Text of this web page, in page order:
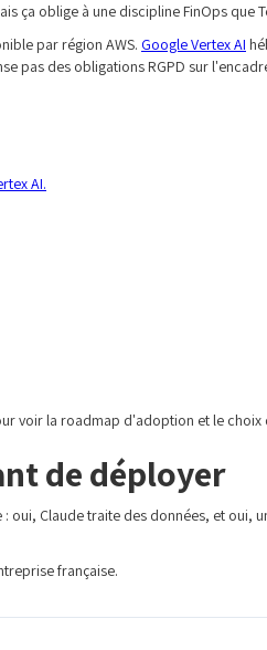
ça oblige à une discipline FinOps que
par région AWS. Google Vertex AI
pas des obligations RGPD sur
AI.
voir la roadmap d'adoption et le
de déployer
Claude traite des données, et oui,
française.